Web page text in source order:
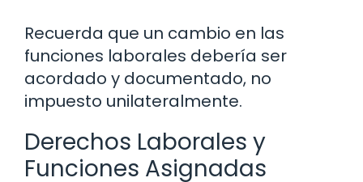
Recuerda que un cambio en las
funciones laborales debería ser
acordado y documentado, no
impuesto unilateralmente.
Derechos Laborales y
Funciones Asignadas